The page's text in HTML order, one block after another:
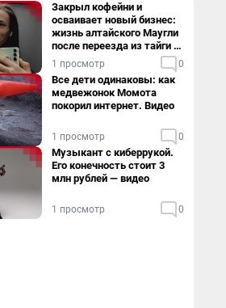
Закрыл кофейни и
осваивает новый бизнес:
жизнь алтайского Маугли
после переезда из тайги в
столицу
1 просмотр 0
Все дети одинаковы: как
медвежонок Момота
покорил интернет. Видео
1 просмотр 0
Музыкант с киберрукой.
Его конечность стоит 3
млн рублей — видео
1 просмотр 0